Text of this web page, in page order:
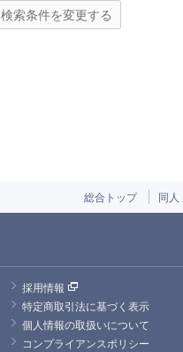
検索条件を変更する
総合トップ 同人
採用情報
特定商取引法に基づく表示
個人情報の取扱いについて
コンプライアンスポリシー